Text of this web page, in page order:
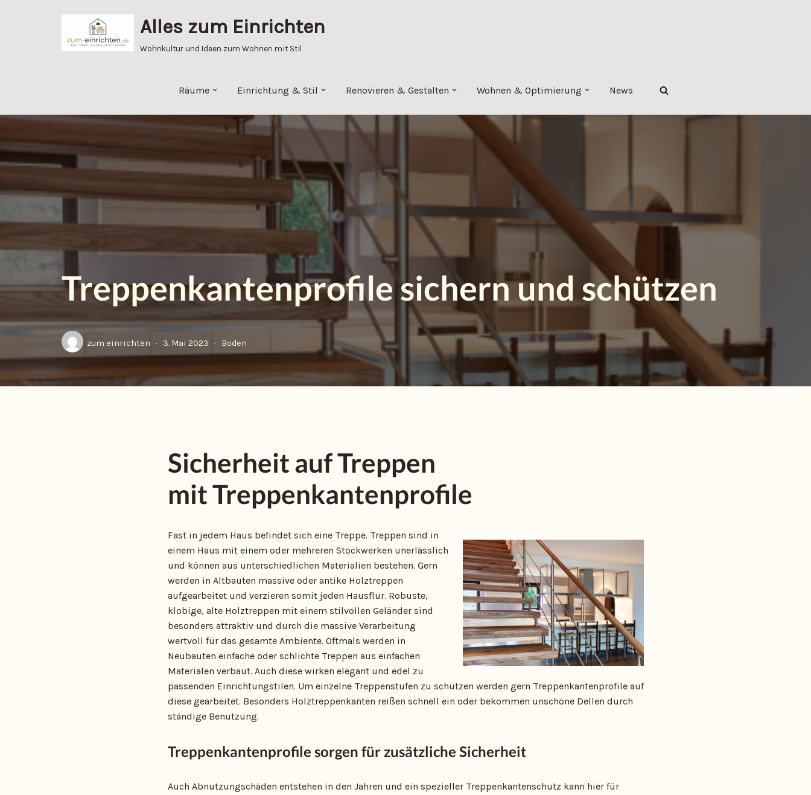
Alles zum Einrichten
Wohnkultur und Ideen zum Wohnen mit Stil
Räume Einrichtung & Stil Renovieren & Gestalten Wohnen & Optimierung News
Treppenkantenprofile sichern und schützen
zum einrichten 3. Mai 2023 Boden
Sicherheit auf Treppen
mit Treppenkantenprofile
Fast in jedem Haus befindet sich eine Treppe. Treppen sind in
einem Haus mit einem oder mehreren Stockwerken unerlässlich
und können aus unterschiedlichen Materialien bestehen. Gern
werden in Altbauten massive oder antike Holztreppen
aufgearbeitet und verzieren somit jeden Hausflur. Robuste,
klobige, alte Holztreppen mit einem stilvollen Geländer sind
besonders attraktiv und durch die massive Verarbeitung
wertvoll für das gesamte Ambiente. Oftmals werden in
Neubauten einfache oder schlichte Treppen aus einfachen
Materialen verbaut. Auch diese wirken elegant und edel zu
passenden Einrichtungstilen. Um einzelne Treppenstufen zu schützen werden gern Treppenkantenprofile auf
diese gearbeitet. Besonders Holztreppenkanten reißen schnell ein oder bekommen unschöne Dellen durch
ständige Benutzung.
Treppenkantenprofile sorgen für zusätzliche Sicherheit
Auch Abnutzungschäden entstehen in den Jahren und ein spezieller Treppenkantenschutz kann hier für